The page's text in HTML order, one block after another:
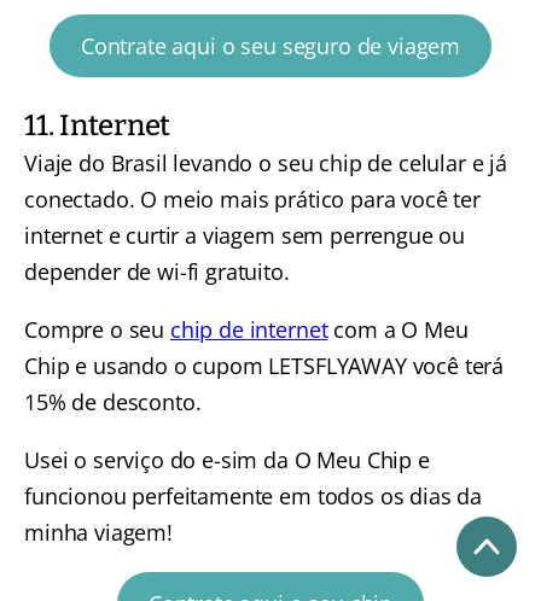
Contrate aqui o seu seguro de viagem
11. Internet
Viaje do Brasil levando o seu chip de celular e já
conectado. O meio mais prático para você ter
internet e curtir a viagem sem perrengue ou
depender de wi-fi gratuito.
Compre o seu chip de internetcom a O Meu
Chip e usando o cupom LETSFLYAWAY você terá
15% de desconto.
Usei o serviço do e-sim da O Meu Chip e
funcionou perfeitamente em todos os dias da
minha viagem!